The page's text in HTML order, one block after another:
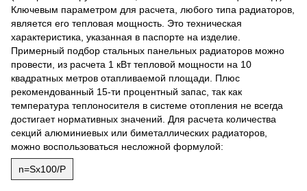
Ключевым параметром для расчета, любого типа радиаторов,
является его тепловая мощность. Это техническая
характеристика, указанная в паспорте на изделие.
Примерный подбор стальных панельных радиаторов можно
провести, из расчета 1 кВт тепловой мощности на 10
квадратных метров отапливаемой площади. Плюс
рекомендованный 15-ти процентный запас, так как
температура теплоносителя в системе отопления не всегда
достигает нормативных значений. Для расчета количества
секций алюминиевых или биметаллических радиаторов,
можно воспользоваться несложной формулой:
n=Sx100/P